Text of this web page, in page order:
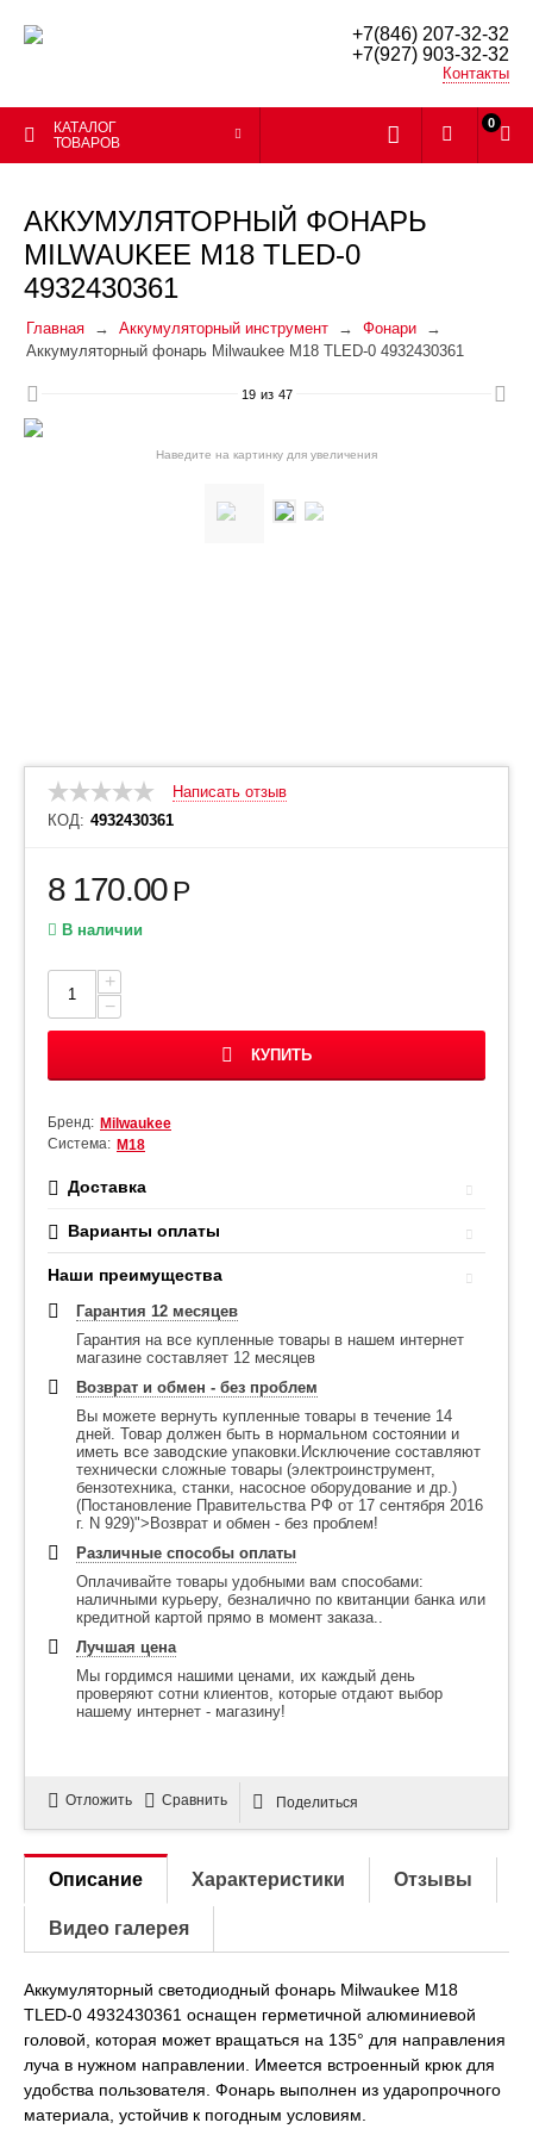
+7(846) 207-32-32
+7(927) 903-32-32
Контакты
КАТАЛОГ
ТОВАРОВ
0
АККУМУЛЯТОРНЫЙ ФОНАРЬ
MILWAUKEE M18 TLED-0
4932430361
Главная Аккумуляторный инструмент
Фонари
Аккумуляторный фонарь Milwaukee M18 TLED-0 4932430361
19 из 47
Наведите на картинку для увеличения
Написать отзыв
КОД: 4932430361
8 170.00Р
В наличии
+
−
КУПИТЬ
Бренд: Milwaukee
Система: М18
Доставка
Варианты оплаты
Наши преимущества
Гарантия 12 месяцев
Гарантия на все купленные товары в нашем интернет
магазине составляет 12 месяцев
Возврат и обмен - без проблем
Вы можете вернуть купленные товары в течение 14
дней. Товар должен быть в нормальном состоянии и
иметь все заводские упаковки.Исключение составляют
технически сложные товары (электроинструмент,
бензотехника, станки, насосное оборудование и др.)
(Постановление Правительства РФ от 17 сентября 2016
г. N 929)">Возврат и обмен - без проблем!
Различные способы оплаты
Оплачивайте товары удобными вам способами:
наличными курьеру, безналично по квитанции банка или
кредитной картой прямо в момент заказа..
Лучшая цена
Мы гордимся нашими ценами, их каждый день
проверяют сотни клиентов, которые отдают выбор
нашему интернет - магазину!
Отложить Сравнить Поделиться
Описание Характеристики Отзывы
Видео галерея
Аккумуляторный светодиодный фонарь Milwaukee M18
TLED-0 4932430361 оснащен герметичной алюминиевой
головой, которая может вращаться на 135° для направления
луча в нужном направлении. Имеется встроенный крюк для
удобства пользователя. Фонарь выполнен из ударопрочного
материала, устойчив к погодным условиям.